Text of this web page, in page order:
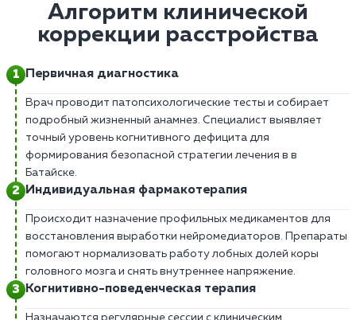
Алгоритм клинической
коррекции расстройства
Первичная диагностика
Врач проводит патопсихологические тесты и собирает
подробный жизненный анамнез. Специалист выявляет
точный уровень когнитивного дефицита для
формирования безопасной стратегии лечения в в
Батайске.
Индивидуальная фармакотерапия
Происходит назначение профильных медикаментов для
восстановления выработки нейромедиаторов. Препараты
помогают нормализовать работу лобных долей коры
головного мозга и снять внутреннее напряжение.
Когнитивно-поведенческая терапия
Назначаются регулярные сессии с клиническим